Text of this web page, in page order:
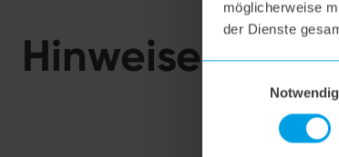
möglicherweise
der Dienste
Notwendig
Hinweise zum